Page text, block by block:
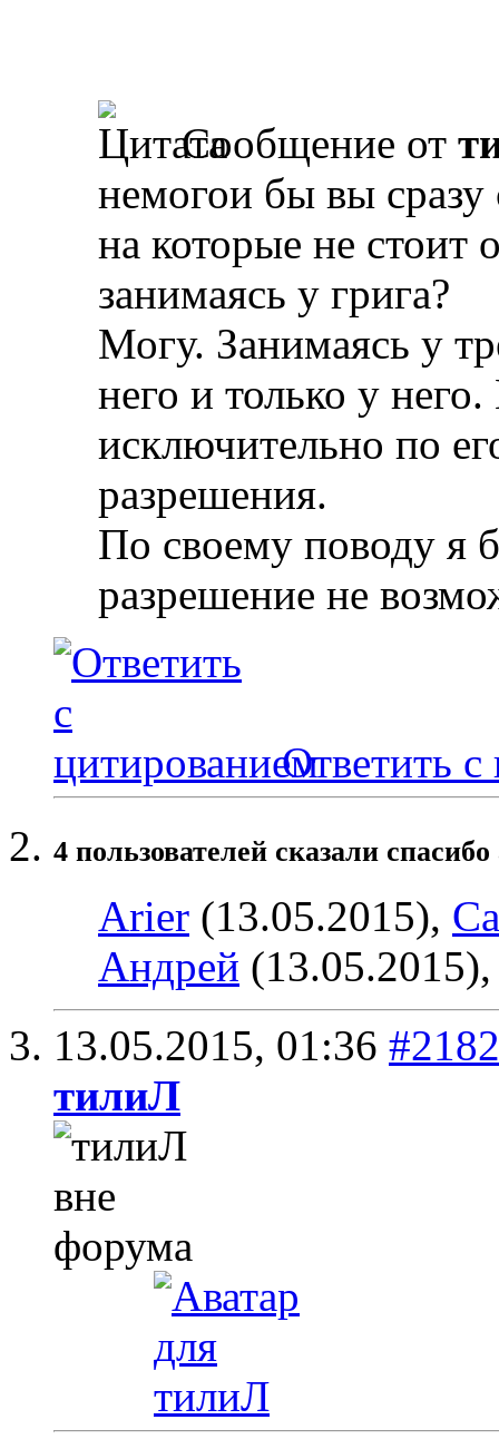
Сообщение от
немогои бы вы
на которые не стоит
занимаясь у грига?
Могу. Занимаясь у
него и только у
исключительно по
разрешения.
По своему поводу я
разрешение не
Ответить с
4 пользователей сказали
Arier (13.05.2015),
Андрей
13.05.2015, 01:36 #2182
тилиЛ